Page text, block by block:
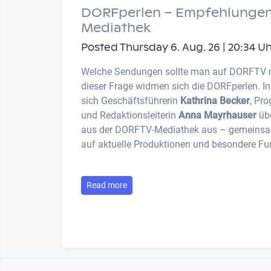
DORFperlen –
Mediathek
Posted Thursday 6. Aug. 26 | 20:34
Welche Sendungen sollte man auf DORFTV
dieser Frage widmen sich die DORFperlen.
sich Geschäftsführerin Kathrina Becker,
und Redaktionsleiterin Anna Mayrhauser
aus der DORFTV-Mediathek aus –
auf aktuelle Produktionen und besondere
Read more